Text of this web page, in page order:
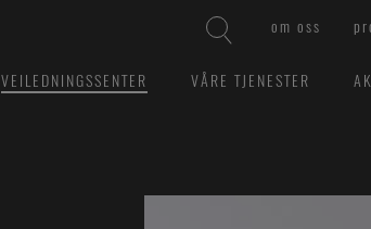
om oss
VEILEDNINGSSENTER VÅRE TJENESTER